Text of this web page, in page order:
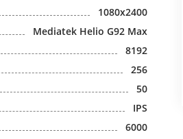
1080x2400
Mediatek Helio G92 Max
8192
256
50
IPS
6000